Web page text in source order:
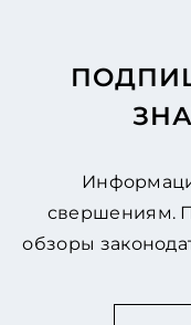
свершениям.
обзоры